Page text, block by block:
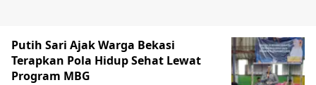
Putih Sari Ajak Warga Bekasi
Terapkan Pola Hidup Sehat Lewat
Program MBG